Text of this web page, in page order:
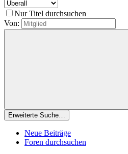
Nur Titel durchsuchen
Von:
Erweiterte Suche…
Neue Beiträge
Foren durchsuchen